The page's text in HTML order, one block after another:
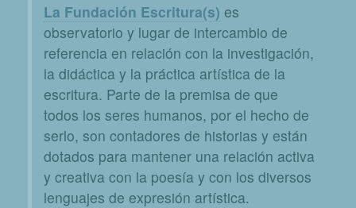
La Fundación Escritura(s) es
observatorio y lugar de intercambio de
referencia en relación con la investigación,
la didáctica y la práctica artística de la
escritura. Parte de la premisa de que
todos los seres humanos, por el hecho de
serlo, son contadores de historias y están
dotados para mantener una relación activa
y creativa con la poesía y con los diversos
lenguajes de expresión artística.